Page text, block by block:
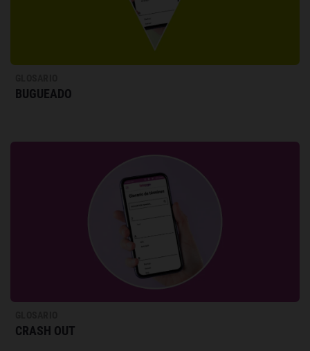
BUGUEADO
CRASH OUT